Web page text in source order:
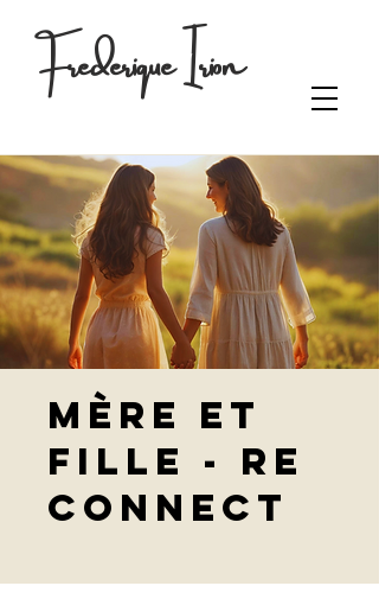
Frederique Irion
Mère et
fille - Re
Connect